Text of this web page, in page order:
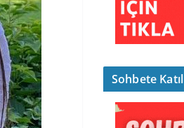
Sohbete Katıl